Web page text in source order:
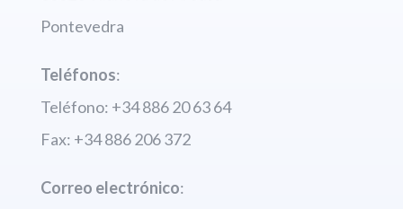
Pontevedra
Teléfonos:
Teléfono: +34 886 20 63 64
Fax: +34 886 206 372
Correo electrónico: